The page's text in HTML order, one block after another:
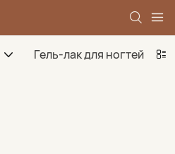
Гель-лак для ногтей